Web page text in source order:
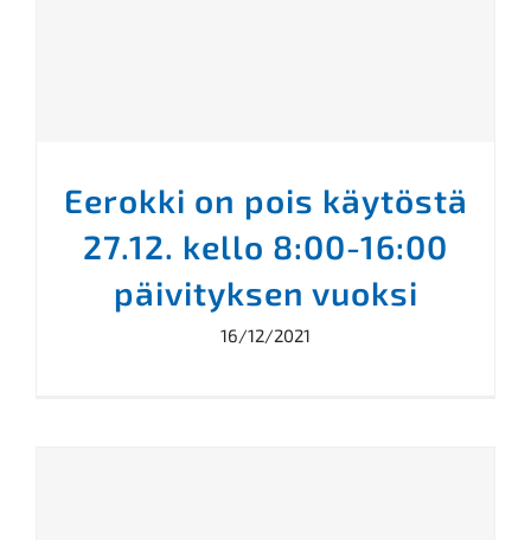
Eerokki on pois käytöstä
27.12. kello 8:00-16:00
päivityksen vuoksi
16/12/2021